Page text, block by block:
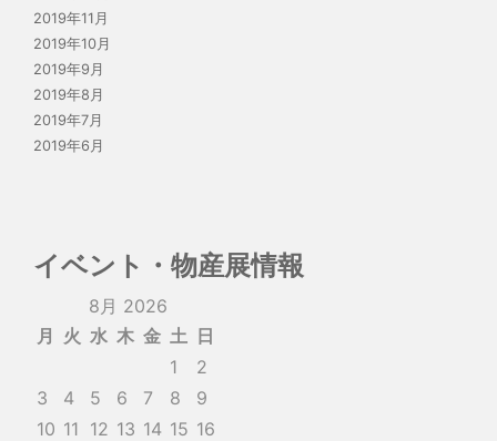
2019年11月
2019年10月
2019年9月
2019年8月
2019年7月
2019年6月
イベント・物産展情報
8月 2026
月
火 水 木 金 土 日
1
2
3
4 5 6 7 8
9
10 11 12 13 14 15 16